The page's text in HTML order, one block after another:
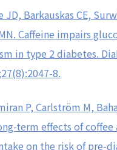
JD, Barkauskas CE,
Caffeine impairs
in type 2 diabetes.
8.
P, Carlström M,
term effects of coffee
on the risk of pre-